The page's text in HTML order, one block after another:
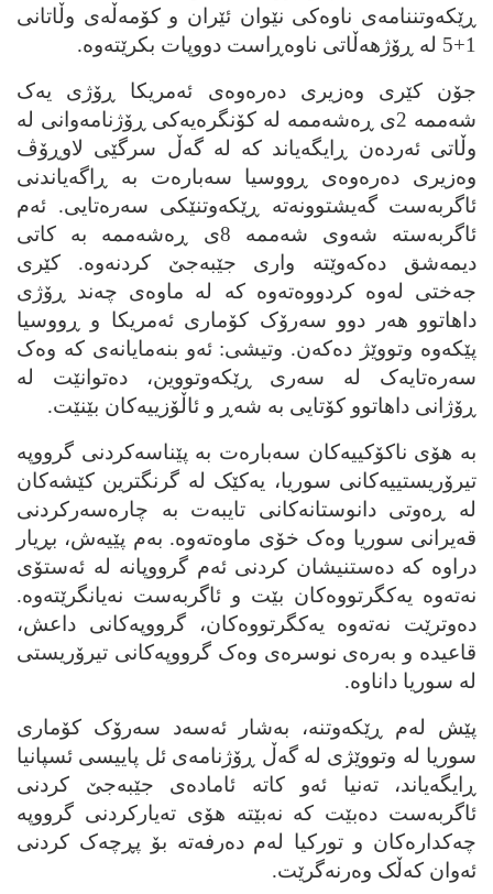
ڕێکه‌وتننامه‌ی ناوه‌کی نێوان ئێران و کۆمه‌ڵه‌ی وڵاتانی
1+5 له‌ ڕۆژهه‌ڵاتی ناوه‌ڕاست دووپات بکرێته‌وه‌.
جۆن کێری وه‌زیری ده‌ره‌وه‌ی ئه‌مریکا ڕۆژی یه‌ک
شه‌ممه‌ 2ی ڕه‌شه‌ممه‌ له‌ کۆنگره‌یه‌کی ڕۆژنامه‌وانی له‌
وڵاتی ئه‌رده‌ن ڕایگه‌یاند که‌ له‌ گه‌ڵ سرگێی لاوڕۆڤ
وه‌زیری ده‌ره‌وه‌ی ڕووسیا سه‌باره‌ت به‌ ڕاگه‌یاندنی
ئاگربه‌ست گه‌یشتوونه‌ته‌ ڕێکه‌وتنێکی سه‌ره‌تایی. ئه‌م
ئاگربه‌سته‌ شه‌وی شه‌ممه‌ 8ی ڕه‌شه‌ممه‌ به‌ کاتی
دیمه‌شق ده‌که‌وێته‌ واری جێبه‌جێ کردنه‌وه‌. کێری
جه‌ختی له‌وه‌ کردووه‌ته‌وه‌ که‌ له‌ ماوه‌ی چه‌ند ڕۆژی
داهاتوو هه‌ر دوو سه‌رۆک کۆماری ئه‌مریکا و ڕووسیا
پێکه‌وه‌ وتووێژ ده‌که‌ن. وتیشی: ئه‌و بنه‌مایانه‌ی که‌ وه‌ک
سه‌ره‌تایه‌ک له‌ سه‌ری ڕێکه‌وتووین، ده‌توانێت له‌
ڕۆژانی داهاتوو کۆتایی به‌ شه‌ڕ و ئاڵۆزییه‌کان بێنێت.
به‌ هۆی ناکۆکییه‌کان سه‌باره‌ت به‌ پێناسه‌کردنی گرووپه‌
تیرۆریستییه‌کانی سوریا، یه‌کێک له‌ گرنگترین کێشه‌کان
له‌ ڕه‌وتی دانوستانه‌کانی تایبه‌ت به‌ چاره‌سه‌رکردنی
قه‌یرانی سوریا وه‌ک خۆی ماوه‌ته‌وه‌. به‌م پێیه‌ش، بڕیار
دراوه‌ که‌ ده‌ستنیشان کردنی ئه‌م گرووپانه‌ له‌ ئه‌ستۆی
نه‌ته‌وه‌ یه‌کگرتووه‌کان بێت و ئاگربه‌ست نه‌یانگرێته‌وه‌.
ده‌وترێت نه‌ته‌وه‌ یه‌کگرتووه‌کان، گرووپه‌کانی داعش،
قاعیده‌ و به‌ره‌ی نوسره‌ی وه‌ک گرووپه‌کانی تیرۆریستی
له‌ سوریا داناوه‌.
پێش له‌م ڕێکه‌وتنه‌، به‌شار ئه‌سه‌د سه‌رۆک کۆماری
سوریا له‌ وتووێژی له‌ گه‌ڵ ڕۆژنامه‌ی ئل پاییسی ئسپانیا
ڕایگه‌یاند، ته‌نیا ئه‌و کاته‌ ئاماده‌ی جێبه‌جێ کردنی
ئاگربه‌ست ده‌بێت که‌ نه‌بێته‌ هۆی ته‌یارکردنی گرووپه‌
چه‌کداره‌کان و تورکیا له‌م ده‌رفه‌ته‌ بۆ پڕچه‌ک کردنی
ئه‌وان که‌ڵک وه‌رنه‌گرێت.